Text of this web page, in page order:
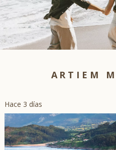
ARTIEM
Hace 3 días